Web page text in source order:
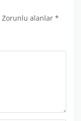
Zorunlu alanlar *